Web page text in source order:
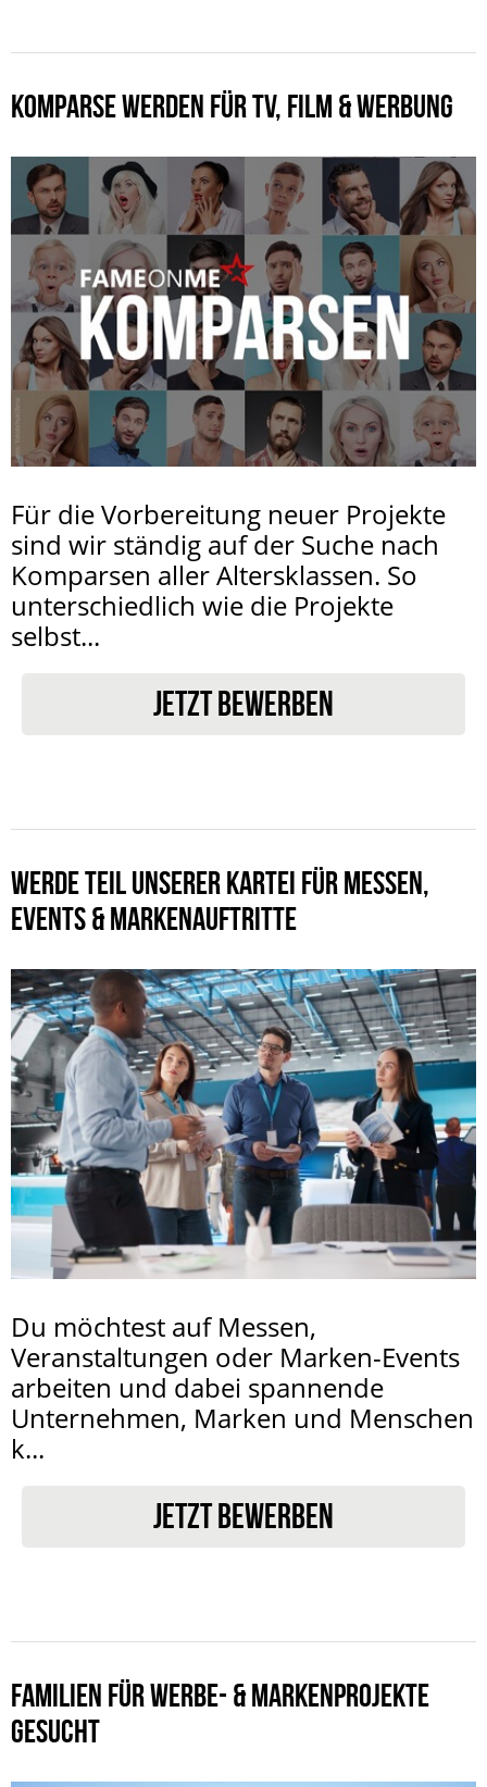
KOMPARSE WERDEN FÜR TV, FILM & WERBUNG
Für die Vorbereitung neuer Projekte
sind wir ständig auf der Suche nach
Komparsen aller Altersklassen. So
unterschiedlich wie die Projekte
selbst...
JETZT BEWERBEN
WERDE TEIL UNSERER KARTEI FÜR MESSEN,
EVENTS & MARKENAUFTRITTE
Du möchtest auf Messen,
Veranstaltungen oder Marken-Events
arbeiten und dabei spannende
Unternehmen, Marken und Menschen
k...
JETZT BEWERBEN
FAMILIEN FÜR WERBE- & MARKENPROJEKTE
GESUCHT